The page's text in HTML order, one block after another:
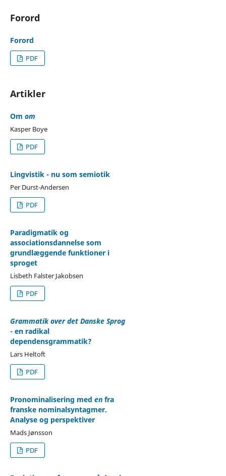
Forord
Forord
PDF
Artikler
Om om
Kasper Boye
PDF
Lingvistik - nu som semiotik
Per Durst-Andersen
PDF
Paradigmatik og
associationsdannelse som
grundlæggende funktioner i
sproget
Lisbeth Falster Jakobsen
PDF
Grammatik over det Danske Sprog
- en radikal
dependensgrammatik?
Lars Heltoft
PDF
Pronominalisering med enfra
franske nominalsyntagmer.
Analyse og perspektiver
Mads Jønsson
PDF